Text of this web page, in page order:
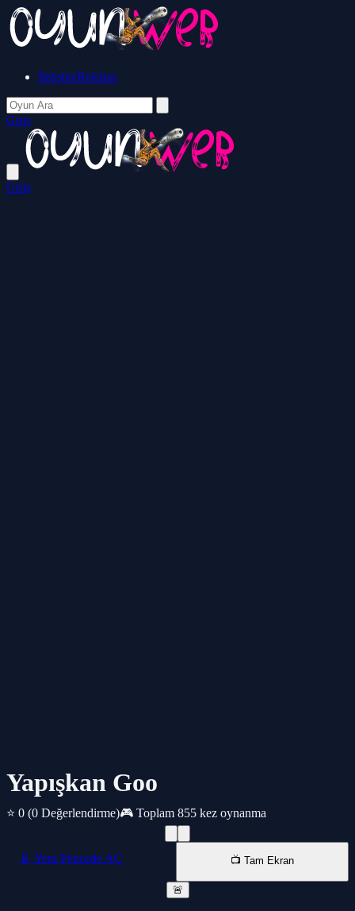
İletişim/Reklam
Giriş
Giriş
Yapışkan Goo
⭐ 0 (0 Değerlendirme)🎮 Toplam 855 kez oynanma
📱 Yeni Pencede AÇ 📺 Tam Ekran
🚨